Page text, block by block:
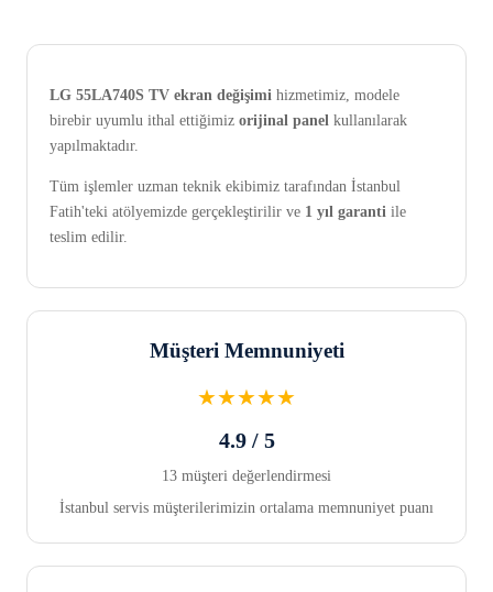
LG 55LA740S TV ekran değişimi hizmetimiz, modele
birebir uyumlu ithal ettiğimiz orijinal panel kullanılarak
yapılmaktadır.
Tüm işlemler uzman teknik ekibimiz tarafından İstanbul
Fatih'teki atölyemizde gerçekleştirilir ve 1 yıl garanti ile
teslim edilir.
Müşteri Memnuniyeti
★★★★★
4.9 / 5
13 müşteri değerlendirmesi
İstanbul servis müşterilerimizin ortalama memnuniyet puanı